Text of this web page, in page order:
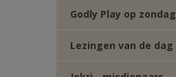
Godly Play op zondag
Lezingen van de dag